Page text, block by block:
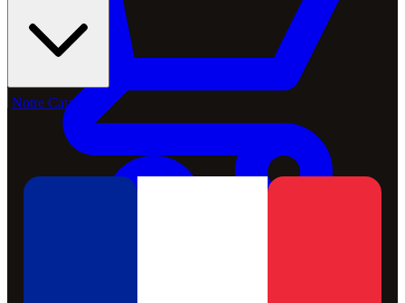
Notre Catalogue